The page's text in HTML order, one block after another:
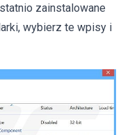
zainstalowane
wybierz te wpisy i